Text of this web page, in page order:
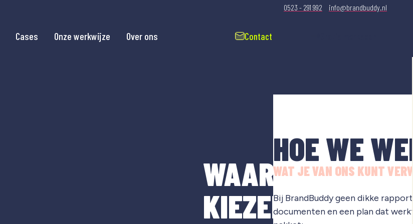
0523 - 291 992 info@brandbuddy.nl
Cases Onze werkwijze Over ons Contact
WAAROM
KIEZEN
HOE WE
WAT JE VAN ONS KUNT
Bij BrandBuddy geen dikke
documenten en een plan dat